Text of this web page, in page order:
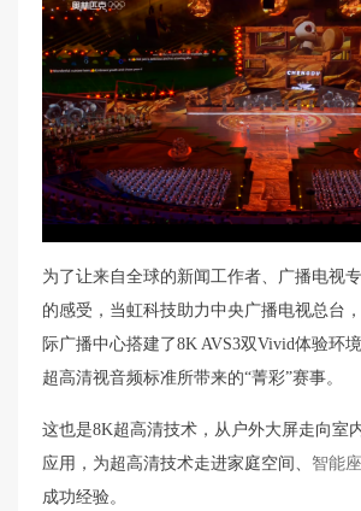
为了让来自全球的新闻工作者、广播电视
的感受，当虹科技助力中央广播电视总台
际广播中心搭建了8K AVS3双Vivid体验环
超高清视音频标准所带来的“菁彩”赛事。
这也是8K超高清技术，从户外大屏走向室
应用，为超高清技术走进家庭空间、 智能
成功经验。